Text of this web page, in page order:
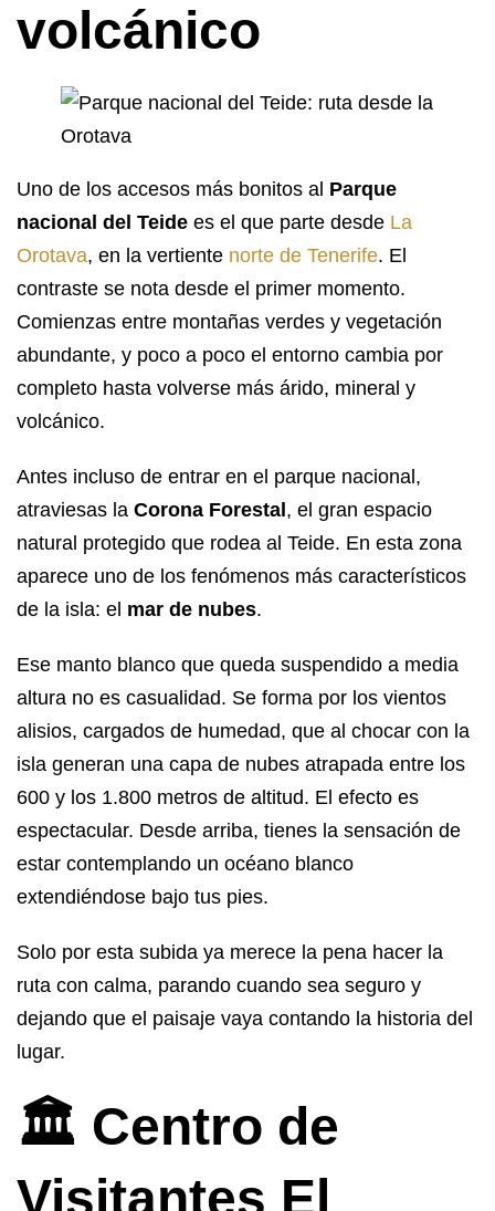
volcánico
Uno de los accesos más bonitos al Parque
nacional del Teide es el que parte desde La
Orotava, en la vertiente norte de Tenerife. El
contraste se nota desde el primer momento.
Comienzas entre montañas verdes y vegetación
abundante, y poco a poco el entorno cambia por
completo hasta volverse más árido, mineral y
volcánico.
Antes incluso de entrar en el parque nacional,
atraviesas la Corona Forestal , el gran espacio
natural protegido que rodea al Teide. En esta zona
aparece uno de los fenómenos más característicos
de la isla: el mar de nubes.
Ese manto blanco que queda suspendido a media
altura no es casualidad. Se forma por los vientos
alisios, cargados de humedad, que al chocar con la
isla generan una capa de nubes atrapada entre los
600 y los 1.800 metros de altitud. El efecto es
espectacular. Desde arriba, tienes la sensación de
estar contemplando un océano blanco
extendiéndose bajo tus pies.
Solo por esta subida ya merece la pena hacer la
ruta con calma, parando cuando sea seguro y
dejando que el paisaje vaya contando la historia del
lugar.
🏛️ Centro de
Visitantes El